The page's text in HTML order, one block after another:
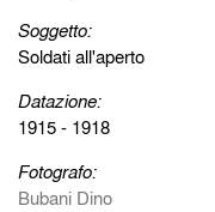
Soggetto:
Soldati all'aperto
Datazione:
1915 - 1918
Fotografo:
Bubani Dino